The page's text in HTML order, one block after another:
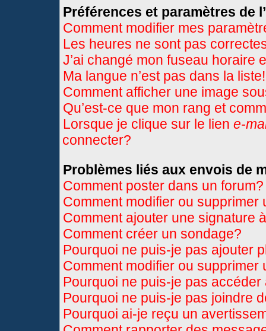
Préférences et paramètres de
Comment modifier mes
Les heures ne sont pas
J’ai changé mon fuseau horaire
Ma langue n’est pas dans la liste!
Comment afficher une image
Qu’est-ce que mon rang et
Lorsque je clique sur le lien e-
connecter?
Problèmes liés aux envois de
Comment poster dans un forum?
Comment modifier ou supprimer
Comment ajouter une signature
Comment créer un sondage?
Pourquoi ne puis-je pas ajouter
Comment modifier ou supprimer
Pourquoi ne puis-je pas accéder
Pourquoi ne puis-je pas joindre
Pourquoi ai-je reçu un